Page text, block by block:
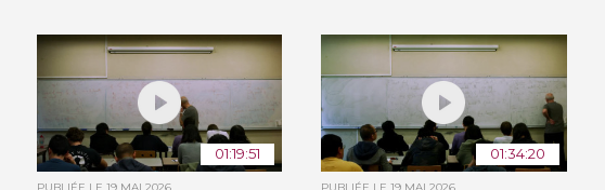
01:19:51 01:34:20